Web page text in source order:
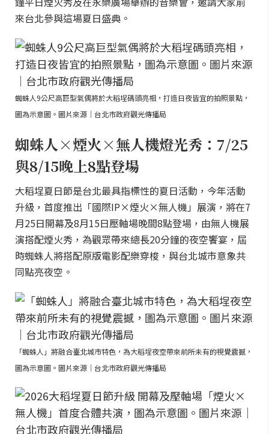
來台北參與這場夏日盛典。
蜘蛛人9公尺高巨型氣偶將於大稻埕碼頭亮相，打造日夜皆宜的拍照景點，
圖為示意圖。圖片來源｜台北市政府觀光傳播局
蜘蛛人×煙火×無人機燈光秀：7/25
與8/15晚上8點登場
大稻埕夏日節是台北最具指標性的夏日活動，今年活動
升級，首度推出「國際IP×煙火×無人機」展演，將在7
月25日開幕及8月15日壓軸場晚間8點登場，由無人機展
演搭配煙火秀，為觀眾帶來總長20分鐘的夜空饗宴，屆
時蜘蛛人將搭配原版電影配樂穿梭，與台北城市意象共
同點亮夜空。
「蜘蛛人」將融合臺北城市特色，為大稻埕夜空帶來前所未有的視覺震撼，
圖為示意圖。圖片來源｜台北市政府觀光傳播局